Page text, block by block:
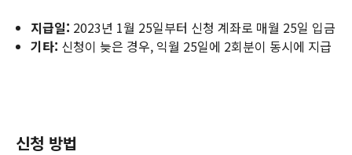
지급일: 2023년 1월 25일부터 신청 계좌로 매월 25일 입금
기타: 신청이 늦은 경우, 익월 25일에 2회분이 동시에 지급
신청 방법